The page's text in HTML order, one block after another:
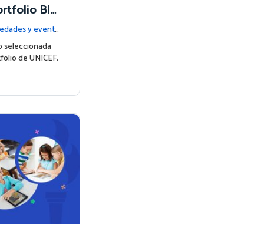
Blu
una nuev
y event
seleccionada
de UNICEF,